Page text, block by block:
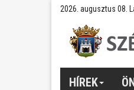
2026. augusztus 08.
HÍREK